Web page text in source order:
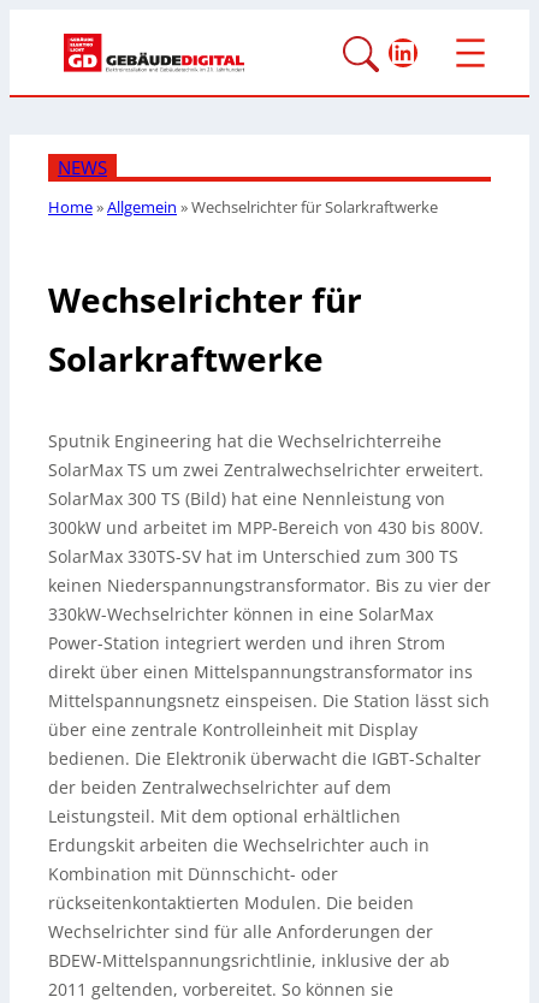
LinkedIn
NEWS
Home»Allgemein »Wechselrichter für Solarkraftwerke
Wechselrichter für
Solarkraftwerke
Sputnik Engineering hat die Wechselrichterreihe
SolarMax TS um zwei Zentralwechselrichter erweitert.
SolarMax 300 TS (Bild) hat eine Nennleistung von
300kW und arbeitet im MPP-Bereich von 430 bis 800V.
SolarMax 330TS-SV hat im Unterschied zum 300 TS
keinen Niederspannungstransformator. Bis zu vier der
330kW-Wechselrichter können in eine SolarMax
Power-Station integriert werden und ihren Strom
direkt über einen Mittelspannungstransformator ins
Mittelspannungsnetz einspeisen. Die Station lässt sich
über eine zentrale Kontrolleinheit mit Display
bedienen. Die Elektronik überwacht die IGBT-Schalter
der beiden Zentralwechselrichter auf dem
Leistungsteil. Mit dem optional erhältlichen
Erdungskit arbeiten die Wechselrichter auch in
Kombination mit Dünnschicht- oder
rückseitenkontaktierten Modulen. Die beiden
Wechselrichter sind für alle Anforderungen der
BDEW-Mittelspannungsrichtlinie, inklusive der ab
2011 geltenden, vorbereitet. So können sie